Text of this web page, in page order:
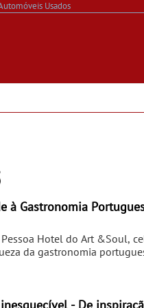
Usados
Portuguesa -
Hotel do Art &Soul,
da gastronomia
de uma das vistas mais
Magret e enchidos, o Bife